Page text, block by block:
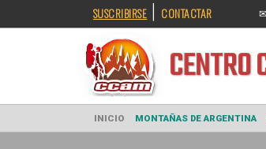
SUSCRIBIRSE | CONTACTAR
INICIO MONTAÑAS DE